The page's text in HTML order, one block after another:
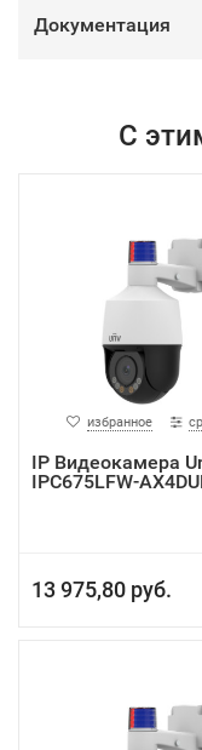
Документация
С
избранное
IP Видеокамера
IPC675LFW-
13 975,80 руб.